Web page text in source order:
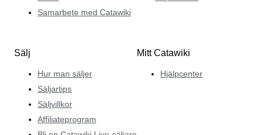
Samarbete med Catawiki
Sälj
Hur man säljer
Säljartips
Säljvillkor
Affiliateprogram
Mitt Catawiki
Hjälpcenter